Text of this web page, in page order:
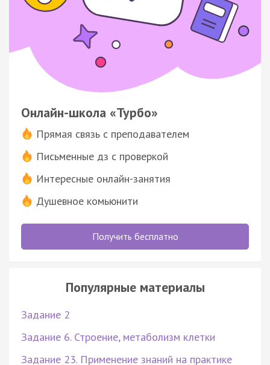
Онлайн-школа «Турбо»
Прямая связь с преподавателем
Письменные дз с проверкой
Интересные онлайн-занятия
Душевное комьюнити
Получить бесплатно
Популярные материалы
Задание 2
Задание 6. Строение, метаболизм клетки
Задание 23. Применение знаний на практике